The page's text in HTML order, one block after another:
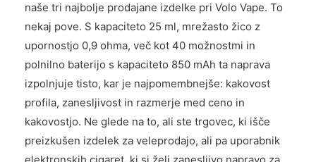
naše tri najbolje prodajane izdelke pri Volo Vape. To
nekaj pove. S kapaciteto 25 ml, mrežasto žico z
upornostjo 0,9 ohma, več kot 40 možnostmi in
polnilno baterijo s kapaciteto 850 mAh ta naprava
izpolnjuje tisto, kar je najpomembnejše: kakovost
profila, zanesljivost in razmerje med ceno in
kakovostjo. Ne glede na to, ali ste trgovec, ki išče
preizkušen izdelek za veleprodajo, ali pa uporabnik